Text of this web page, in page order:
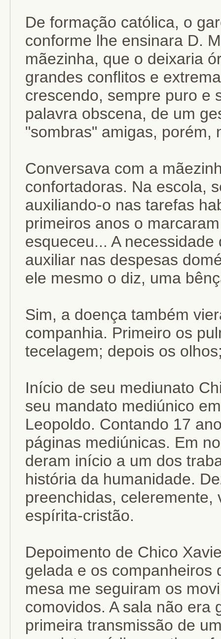
De formação católica, o
conforme lhe ensinara D.
mãezinha, que o deixaria
grandes conflitos e
crescendo, sempre puro e
palavra obscena, de um
"sombras" amigas, porém,
Conversava com a
confortadoras. Na escola,
auxiliando-o nas tarefas
primeiros anos o
esqueceu... A
auxiliar nas despesas
ele mesmo o diz, uma
Sim, a doença também
companhia. Primeiro os
tecelagem; depois os
Início de seu mediunato
seu mandato mediúnico
Leopoldo. Contando 17
páginas mediúnicas. Em
deram início a um dos
história da humanidade.
preenchidas,
espírita-cristão.
Depoimento de Chico
gelada e os companheiros
mesa me seguiram os
comovidos. A sala não era
primeira transmissão de